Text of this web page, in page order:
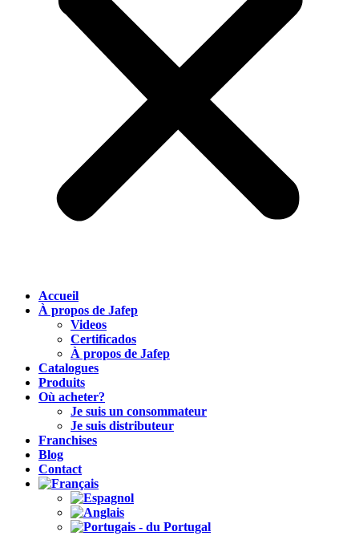
Accueil
À propos de Jafep
Videos
Certificados
À propos de Jafep
Catalogues
Produits
Où acheter?
Je suis un consommateur
Je suis distributeur
Franchises
Blog
Contact